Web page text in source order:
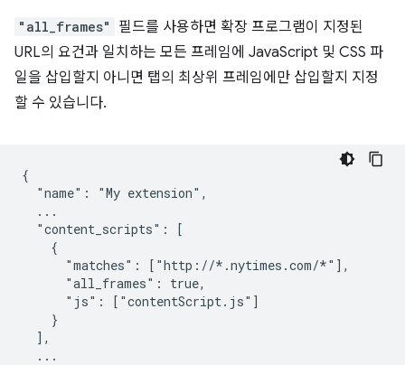
"all_frames"
필드를 사용하면 확장 프로그램이 지정된
URL의 요건과 일치하는 모든 프레임에 JavaScript 및 CSS 파
일을 삽입할지 아니면 탭의 최상위 프레임에만 삽입할지 지정
할 수 있습니다.
{
  "name": "My extension",
  ...
  "content_scripts": [
    {
      "matches": ["http://*.nytimes.com/*"],
      "all_frames": true,
      "js": ["contentScript.js"]
    }
  ],
  ...